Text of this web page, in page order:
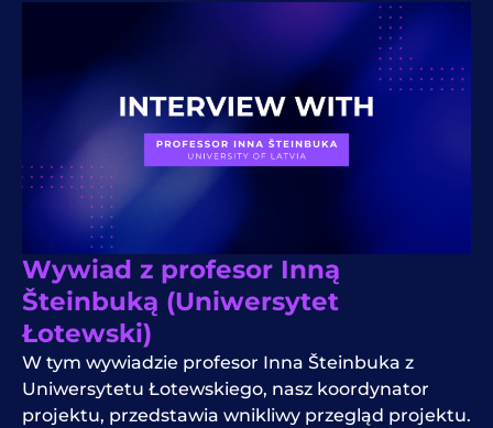
Wywiad z profesor Inną
Šteinbuką (Uniwersytet
Łotewski)
W tym wywiadzie profesor Inna Šteinbuka z
Uniwersytetu Łotewskiego, nasz koordynator
projektu, przedstawia wnikliwy przegląd projektu.